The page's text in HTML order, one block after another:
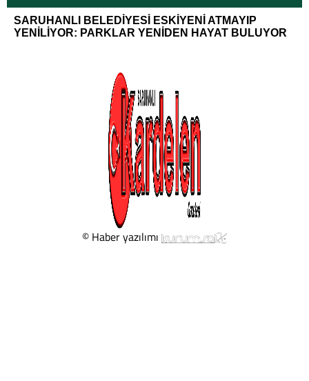
SARUHANLI BELEDİYESİ ESKİYENİ ATMAYIP
YENİLİYOR: PARKLAR YENİDEN HAYAT BULUYOR
© Haber yazılımı